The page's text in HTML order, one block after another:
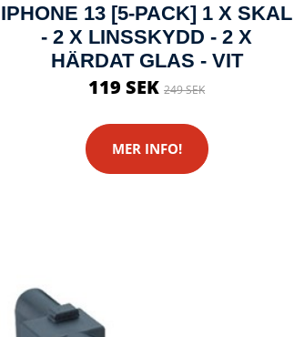
IPHONE 13 [5-PACK] 1 X SKAL
- 2 X LINSSKYDD - 2 X
HÄRDAT GLAS - VIT
119 SEK 249 SEK
MER INFO!